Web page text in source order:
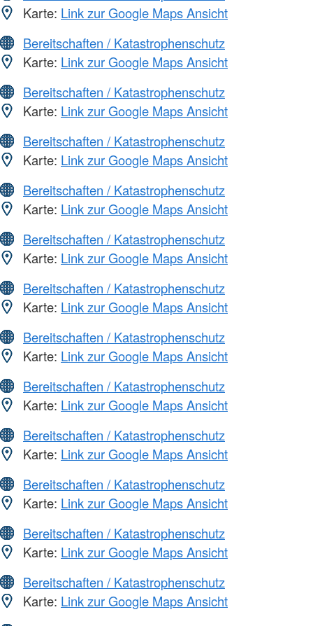
Karte: Link zur Google Maps Ansicht
Bereitschaften / Katastrophenschutz
Karte: Link zur Google Maps Ansicht
Bereitschaften / Katastrophenschutz
Karte: Link zur Google Maps Ansicht
Bereitschaften / Katastrophenschutz
Karte: Link zur Google Maps Ansicht
Bereitschaften / Katastrophenschutz
Karte: Link zur Google Maps Ansicht
Bereitschaften / Katastrophenschutz
Karte: Link zur Google Maps Ansicht
Bereitschaften / Katastrophenschutz
Karte: Link zur Google Maps Ansicht
Bereitschaften / Katastrophenschutz
Karte: Link zur Google Maps Ansicht
Bereitschaften / Katastrophenschutz
Karte: Link zur Google Maps Ansicht
Bereitschaften / Katastrophenschutz
Karte: Link zur Google Maps Ansicht
Bereitschaften / Katastrophenschutz
Karte: Link zur Google Maps Ansicht
Bereitschaften / Katastrophenschutz
Karte: Link zur Google Maps Ansicht
Bereitschaften / Katastrophenschutz
Karte: Link zur Google Maps Ansicht